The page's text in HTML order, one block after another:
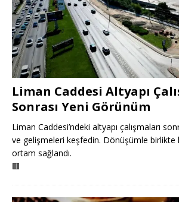
Liman Caddesi Altyapı
Sonrası Yeni Görünüm
Liman Caddesi’ndeki altyapı çalışmaları
ve gelişmeleri keşfedin. Dönüşümle
ortam sağlandı.
🟥